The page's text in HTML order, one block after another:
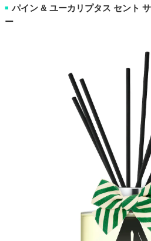
■ パイン & ユーカリプタス セント
ー